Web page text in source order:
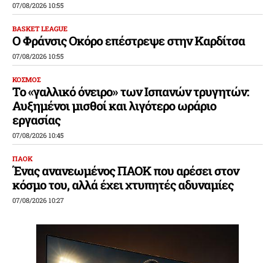
07/08/2026 10:55
BASKET LEAGUE
Ο Φράνσις Οκόρο επέστρεψε στην Καρδίτσα
07/08/2026 10:55
ΚΟΣΜΟΣ
Το «γαλλικό όνειρο» των Ισπανών τρυγητών:
Αυξημένοι μισθοί και λιγότερο ωράριο
εργασίας
07/08/2026 10:45
ΠΑΟΚ
Ένας ανανεωμένος ΠΑΟΚ που αρέσει στον
κόσμο του, αλλά έχει χτυπητές αδυναμίες
07/08/2026 10:27